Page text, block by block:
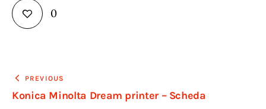
0
Navigazione
articoli
PREVIOUS
Konica Minolta Dream printer – Scheda